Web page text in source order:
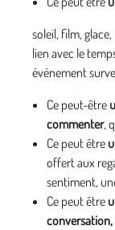
soleil, film,
lien avec le
événement
Ce peut-être
commenter,
Ce peut être
offert aux
sentiment,
Ce peut être